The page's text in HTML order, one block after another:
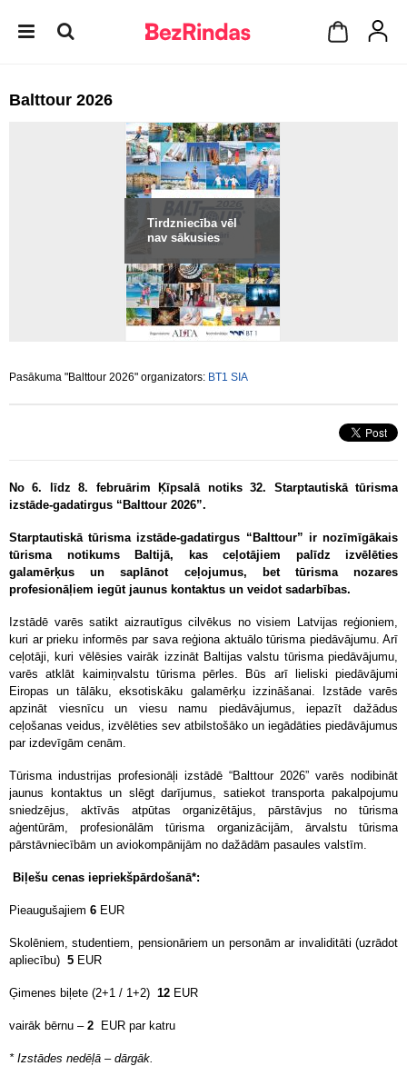
Balttour 2026
Tirdzniecība vēl
nav sākusies
Pasākuma "Balttour 2026" organizators: BT1 SIA
No 6. līdz 8. februārim Ķīpsalā notiks 32. Starptautiskā tūrisma
izstāde-gadatirgus “Balttour 2026”.
Starptautiskā tūrisma izstāde-gadatirgus “Balttour” ir nozīmīgākais
tūrisma notikums Baltijā, kas ceļotājiem palīdz izvēlēties
galamērķus un saplānot ceļojumus, bet tūrisma nozares
profesionāļiem iegūt jaunus kontaktus un veidot sadarbības.
Izstādē varēs satikt aizrautīgus cilvēkus no visiem Latvijas reģioniem,
kuri ar prieku informēs par sava reģiona aktuālo tūrisma piedāvājumu. Arī
ceļotāji, kuri vēlēsies vairāk izzināt Baltijas valstu tūrisma piedāvājumu,
varēs atklāt kaimiņvalstu tūrisma pērles. Būs arī lieliski piedāvājumi
Eiropas un tālāku, eksotiskāku galamērķu izzināšanai. Izstāde varēs
apzināt viesnīcu un viesu namu piedāvājumus, iepazīt dažādus
ceļošanas veidus, izvēlēties sev atbilstošāko un iegādāties piedāvājumus
par izdevīgām cenām.
Tūrisma industrijas profesionāļi izstādē “Balttour 2026” varēs nodibināt
jaunus kontaktus un slēgt darījumus, satiekot transporta pakalpojumu
sniedzējus, aktīvās atpūtas organizētājus, pārstāvjus no tūrisma
aģentūrām, profesionālām tūrisma organizācijām, ārvalstu tūrisma
pārstāvniecībām un aviokompānijām no dažādām pasaules valstīm.
Biļešu cenas iepriekšpārdošanā*:
Pieaugušajiem 6 EUR
Skolēniem, studentiem, pensionāriem un personām ar invaliditāti (uzrādot
apliecību) 5 EUR
Ģimenes biļete (2+1 / 1+2) 12 EUR
vairāk bērnu – 2 EUR par katru
* Izstādes nedēļā – dārgāk.